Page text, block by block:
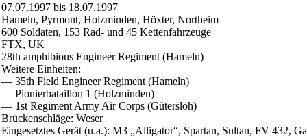
07.07.1997 bis 18.07.1997
Hameln, Pyrmont, Holzminden, Höxter, Northeim
600 Soldaten, 153 Rad- und 45 Kettenfahrzeuge
FTX, UK
28th amphibious Engineer Regiment (Hameln)
Weitere Einheiten:
— 35th Field Engineer Regiment (Hameln)
— Pionierbataillon 1 (Holzminden)
— 1st Regiment Army Air Corps (Gütersloh)
Brückenschläge: Weser
Eingesetztes Gerät (u.a.): M3 „Alligator“, Spartan, Sultan, FV 432,